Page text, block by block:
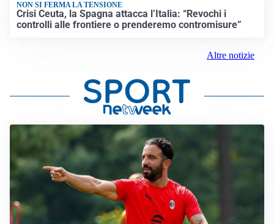
NON SI FERMA LA TENSIONE
Crisi Ceuta, la Spagna attacca l’Italia: “Revochi i
controlli alle frontiere o prenderemo contromisure”
Altre notizie